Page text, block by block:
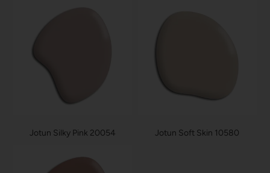
Jotun Silky Pink 20054 Jotun Soft Skin 10580